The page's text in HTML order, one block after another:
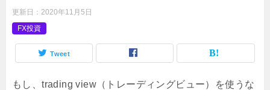
更新日： 2020年11月5日
FX投資
Tweet
もし、trading view（トレーディングビュー）を使うな